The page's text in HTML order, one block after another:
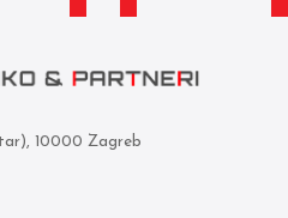
10000 Zagreb